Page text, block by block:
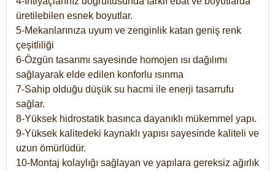
üretilebilen esnek boyutlar.
5-Mekanlarınıza uyum ve zenginlik katan geniş renk
çeşitliliği
6-Özgün tasarımı sayesinde homojen ısı dağılımı
sağlayarak elde edilen konforlu ısınma
7-Sahip olduğu düşük su hacmi ile enerji tasarrufu
sağlar.
8-Yüksek hidrostatik basınca dayanıklı mükemmel yapı.
9-Yüksek kalitedeki kaynaklı yapısı sayesinde kaliteli ve
uzun ömürlüdür.
10-Montaj kolaylığı sağlayan ve yapılara gereksiz ağırlık